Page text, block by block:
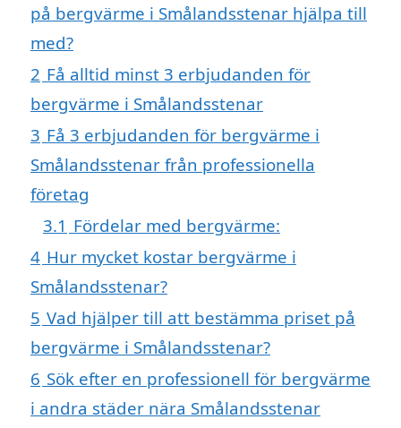
på bergvärme i Smålandsstenar hjälpa till
med?
2 Få alltid minst 3 erbjudanden för
bergvärme i Smålandsstenar
3 Få 3 erbjudanden för bergvärme i
Smålandsstenar från professionella
företag
3.1 Fördelar med bergvärme:
4 Hur mycket kostar bergvärme i
Smålandsstenar?
5 Vad hjälper till att bestämma priset på
bergvärme i Smålandsstenar?
6 Sök efter en professionell för bergvärme
i andra städer nära Smålandsstenar